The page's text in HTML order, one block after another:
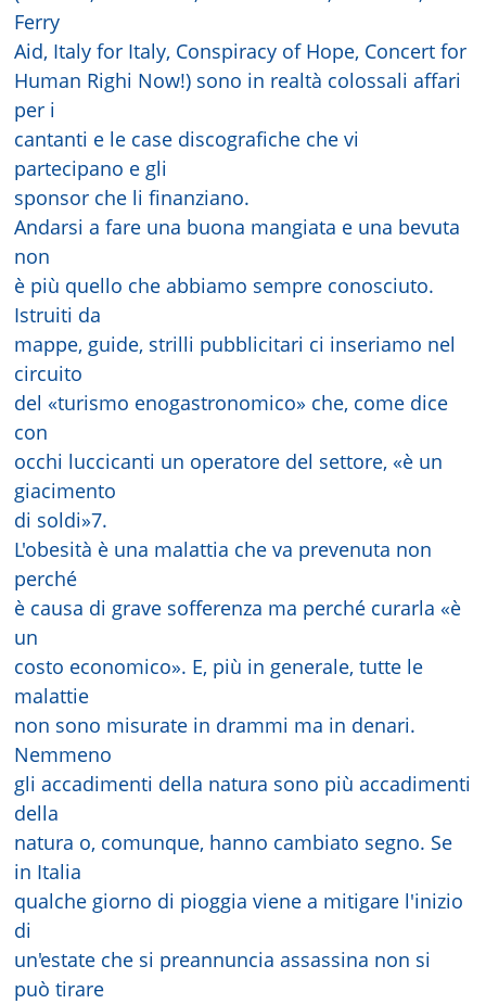
Ferry
Aid, Italy for Italy, Conspiracy of Hope, Concert for
Human Righi Now!) sono in realtà colossali affari
per i
cantanti e le case discografiche che vi
partecipano e gli
sponsor che li finanziano.
Andarsi a fare una buona mangiata e una bevuta
non
è più quello che abbiamo sempre conosciuto.
Istruiti da
mappe, guide, strilli pubblicitari ci inseriamo nel
circuito
del «turismo enogastronomico» che, come dice
con
occhi luccicanti un operatore del settore, «è un
giacimento
di soldi»7.
L'obesità è una malattia che va prevenuta non
perché
è causa di grave sofferenza ma perché curarla «è
un
costo economico». E, più in generale, tutte le
malattie
non sono misurate in drammi ma in denari.
Nemmeno
gli accadimenti della natura sono più accadimenti
della
natura o, comunque, hanno cambiato segno. Se
in Italia
qualche giorno di pioggia viene a mitigare l'inizio
di
un'estate che si preannuncia assassina non si
può tirare